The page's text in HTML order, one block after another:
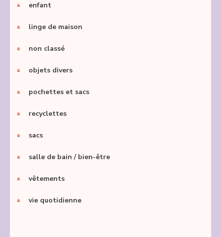
enfant
linge de maison
non classé
objets divers
pochettes et sacs
recyclettes
sacs
salle de bain / bien-être
vêtements
vie quotidienne